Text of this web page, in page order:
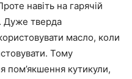
навіть на гарячій
Дуже тверда
масло, коли
Тому
пом’якшення кутикули,